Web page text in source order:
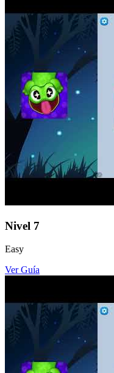
Nivel 7
Easy
Ver Guía